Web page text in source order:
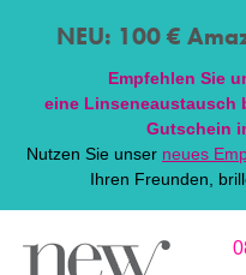
NEU: 100 €
Empfehlen Sie
eine Linseneaustausch
Gutschein
Nutzen Sie unser neues
Ihren Freunden,